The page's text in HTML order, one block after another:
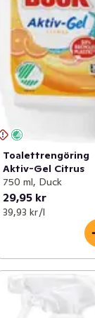
Toalettrengöring
Aktiv-Gel Citrus
750 ml, Duck
29,95 kr
39,93 kr /l